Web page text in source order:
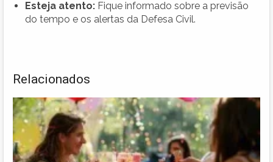
Esteja atento: Fique informado sobre a previsão
do tempo e os alertas da Defesa Civil.
Relacionados